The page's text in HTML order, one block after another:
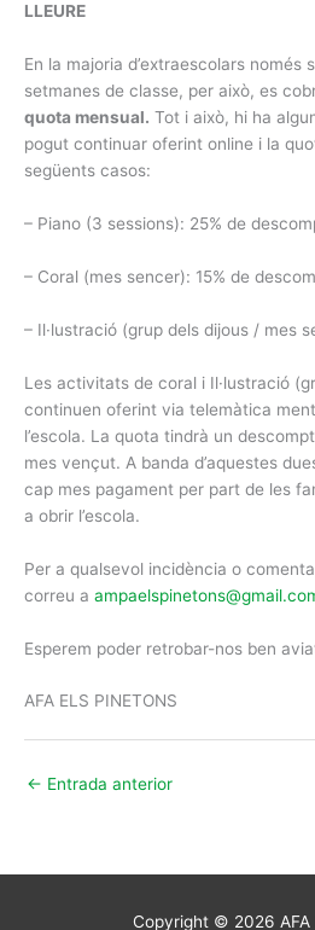
LLEURE
En la majoria d’extraescolars només
setmanes de classe, per això, es
quota mensual. Tot i això, hi ha
pogut continuar oferint online i la
següents casos:
– Piano (3 sessions): 25% de
– Coral (mes sencer): 15% de
– Il·lustració (grup dels dijous / mes
Les activitats de coral i Il·lustració
continuen oferint via telemàtica
l’escola. La quota tindrà un
mes vençut. A banda d’aquestes
cap mes pagament per part de les
a obrir l’escola.
Per a qualsevol incidència o
correu a
Esperem poder retrobar-nos ben
AFA ELS PINETONS
← Entrada anterior
Copyright © 2026